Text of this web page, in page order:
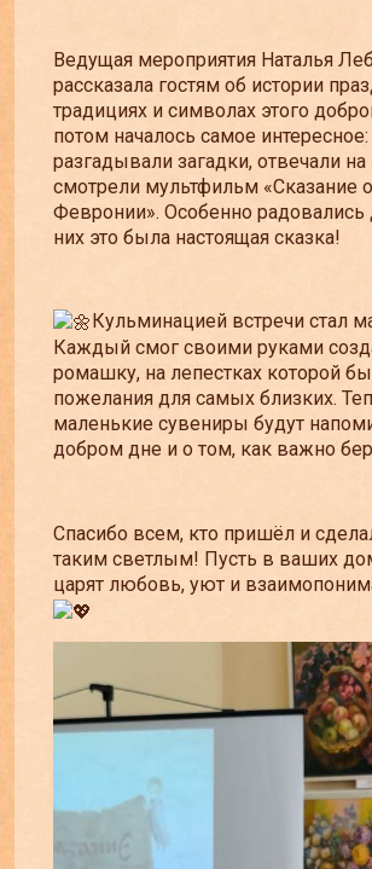
Ведущая мероприятия Наталья
рассказала гостям об истории
традициях и символах этого
потом началось самое
разгадывали загадки, отвечали
смотрели мультфильм «Сказание
Февронии». Особенно радовались
них это была настоящая сказка!
Кульминацией встречи стал
Каждый смог своими руками
ромашку, на лепестках которой
пожелания для самых близких.
маленькие сувениры будут
добром дне и о том, как важно
Спасибо всем, кто пришёл и
таким светлым! Пусть в ваших
царят любовь, уют и